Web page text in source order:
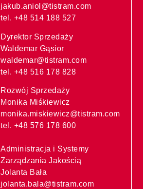
jakub.aniol@tistram.com
tel. +48 514 188 527
Dyrektor Sprzedaży
Waldemar Gąsior
waldemar@tistram.com
tel. +48 516 178 828
Rozwój Sprzedaży
Monika Miśkiewicz
monika.miskiewicz@tistram.com
tel. +48 576 178 600
Administracja i Systemy
Zarządzania Jakością
Jolanta Bała
jolanta.bala@tistram.com